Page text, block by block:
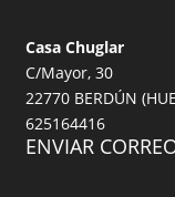
Casa Chuglar
C/Mayor, 30
22770 BERDÚN
625164416
ENVIAR